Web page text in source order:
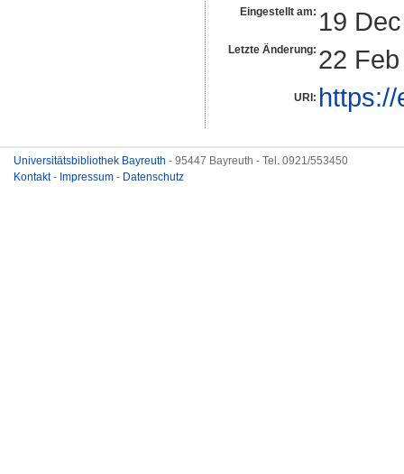
Eingestellt am: 19
Letzte Änderung: 22
URI:
Universitätsbibliothek Bayreuth - 95447 Bayreuth - Tel. 0921/553450
Kontakt- Impressum - Datenschutz